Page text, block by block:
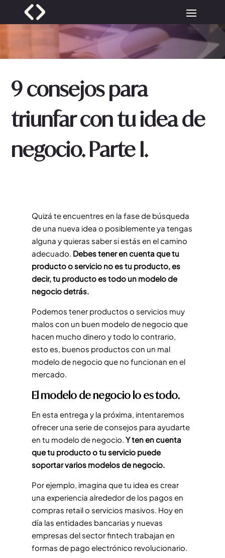
9 consejos para
triunfar con tu idea de
negocio. Parte I.
Quizá te encuentres en la fase de búsqueda
de una nueva idea o posiblemente ya tengas
alguna y quieras saber si estás en el camino
adecuado. Debes tener en cuenta que tu
producto o servicio no es tu producto,es
decir, tu producto es todo un modelo de
negocio detrás.
Podemos tener productos o servicios muy
malos con un buen modelo de negocio que
hacen mucho dinero y todo lo contrario,
esto es, buenos productos con un mal
modelo de negocio que no funcionan en el
mercado.
El modelo de negocio lo es todo.
En esta entrega y la próxima, intentaremos
ofrecer una serie de consejos para ayudarte
en tu modelo de negocio. Y ten en cuenta
que tu producto o tu servicio puede
soportar varios modelos de negocio.
Por ejemplo, imagina que tu idea es crear
una experiencia alrededor de los pagos en
compras retail o servicios masivos. Hoy en
día las entidades bancarias y nuevas
empresas del sector fintech trabajan en
formas de pago electrónico revolucionario.